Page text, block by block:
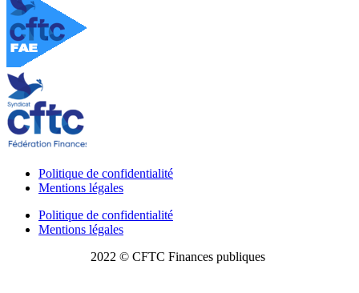
Politique de confidentialité
Mentions légales
Politique de confidentialité
Mentions légales
2022 © CFTC Finances publiques